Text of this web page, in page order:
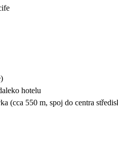
hotelu
(cca 550 m, spoj do centra